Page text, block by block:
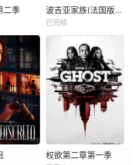
二季 波吉亚家族(法国版) 第二季
已完结
权欲第二章第一季